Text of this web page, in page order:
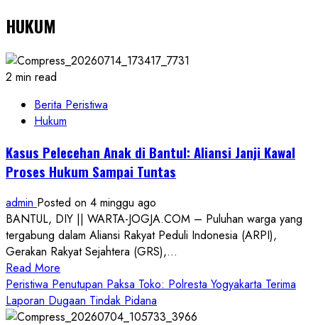
HUKUM
2 min read
Berita Peristiwa
Hukum
Kasus Pelecehan Anak di Bantul: Aliansi Janji Kawal
Proses Hukum Sampai Tuntas
admin Posted on 4 minggu ago
BANTUL, DIY || WARTA-JOGJA.COM – Puluhan warga yang
tergabung dalam Aliansi Rakyat Peduli Indonesia (ARPI),
Gerakan Rakyat Sejahtera (GRS),...
Read More
more
about
Kasus
Peristiwa Penutupan Paksa Toko: Polresta Yogyakarta Terima
Laporan Dugaan Tindak Pidana